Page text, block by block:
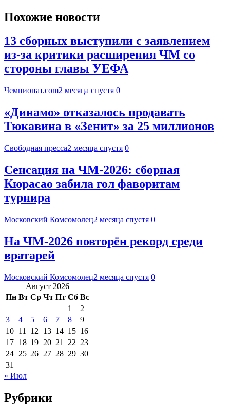
Похожие новости
13 сборных выступили с заявлением
из-за критики расширения ЧМ со
стороны главы УЕФА
Чемпионат.com2 месяца спустя 0
«Динамо» отказалось продавать
Тюкавина в «Зенит» за 25 миллионов
Свободная пресса2 месяца спустя 0
Сенсация на ЧМ-2026: сборная
Кюрасао забила гол фаворитам
турнира
Московский Комсомолец2 месяца спустя 0
На ЧМ-2026 повторён рекорд среди
вратарей
Московский Комсомолец2 месяца спустя 0
Август 2026
Пн Вт Ср Чт Пт Сб Вс
1
2
3
4 5 6 7 8
9
10 11 12 13 14 15 16
17 18 19 20 21 22 23
24 25 26 27 28 29 30
31
« Июл
Рубрики